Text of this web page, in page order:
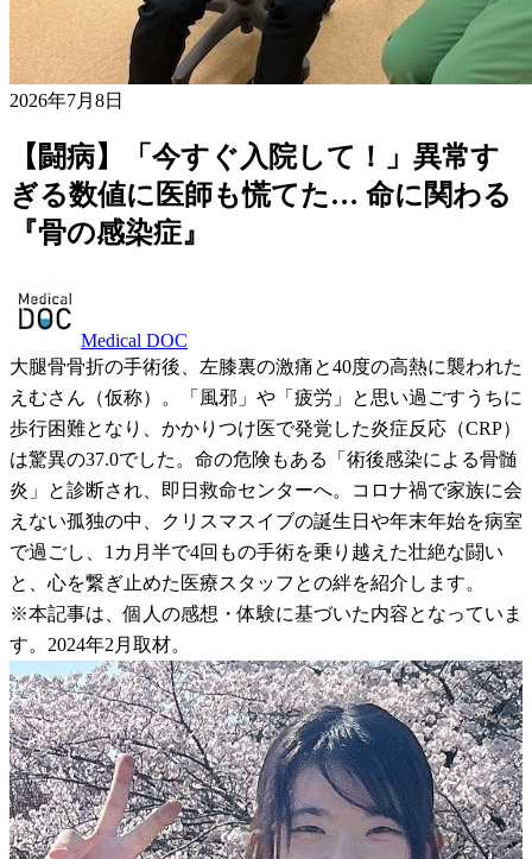
2026年7月8日
【闘病】「今すぐ入院して！」異常す
ぎる数値に医師も慌てた… 命に関わる
『骨の感染症』
Medical DOC
大腿骨骨折の手術後、左膝裏の激痛と40度の高熱に襲われた
えむさん（仮称）。「風邪」や「疲労」と思い過ごすうちに
歩行困難となり、かかりつけ医で発覚した炎症反応（CRP）
は驚異の37.0でした。命の危険もある「術後感染による骨髄
炎」と診断され、即日救命センターへ。コロナ禍で家族に会
えない孤独の中、クリスマスイブの誕生日や年末年始を病室
で過ごし、1カ月半で4回もの手術を乗り越えた壮絶な闘い
と、心を繋ぎ止めた医療スタッフとの絆を紹介します。
※本記事は、個人の感想・体験に基づいた内容となっていま
す。2024年2月取材。